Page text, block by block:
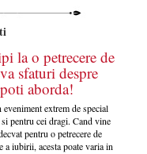
la o petrecere de
sfaturi despre
aborda!
eveniment extrem de special
pentru cei dragi. Cand vine
pentru o petrecere de
a iubirii, acesta poate varia in